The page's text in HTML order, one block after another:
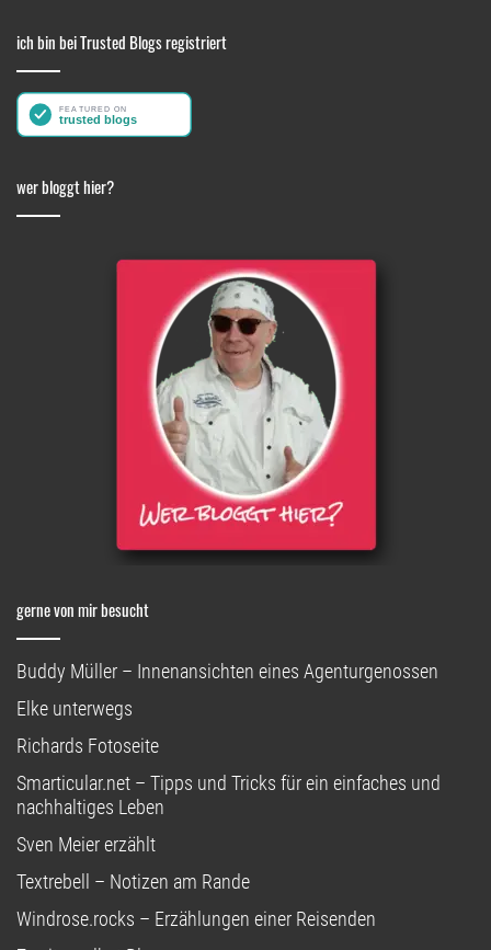
ich bin bei Trusted Blogs registriert
wer bloggt hier?
gerne von mir besucht
Buddy Müller – Innenansichten eines Agenturgenossen
Elke unterwegs
Richards Fotoseite
Smarticular.net – Tipps und Tricks für ein einfaches und
nachhaltiges Leben
Sven Meier erzählt
Textrebell – Notizen am Rande
Windrose.rocks – Erzählungen einer Reisenden